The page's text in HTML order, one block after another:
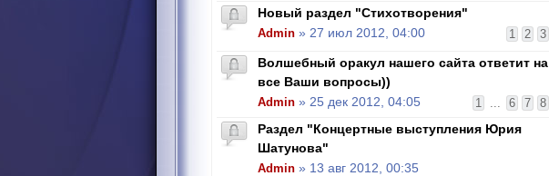
Новый раздел "Стихотворения"
1 2 3
Admin » 27 июл 2012, 04:00
Волшебный оракул нашего сайта ответит на
все Ваши вопросы))
1 ... 6 7 8
Admin » 25 дек 2012, 04:05
Раздел "Концертные выступления Юрия
Шатунова"
Admin » 13 авг 2012, 00:35